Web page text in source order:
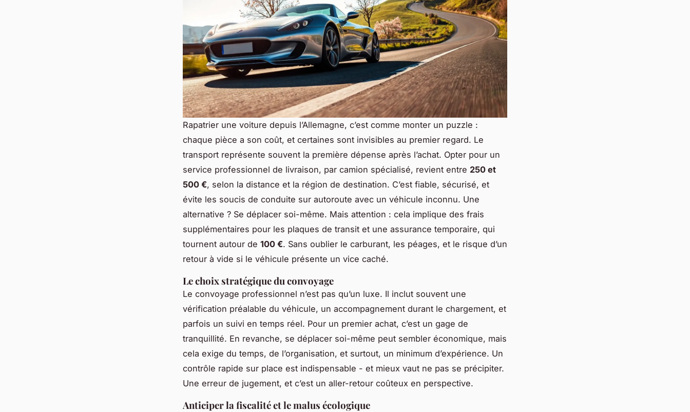
Rapatrier une voiture depuis l’Allemagne, c’est comme monter un puzzle :
chaque pièce a son coût, et certaines sont invisibles au premier regard. Le
transport représente souvent la première dépense après l’achat. Opter pour un
service professionnel de livraison, par camion spécialisé, revient entre 250 et
500 €, selon la distance et la région de destination. C’est fiable, sécurisé, et
évite les soucis de conduite sur autoroute avec un véhicule inconnu. Une
alternative ? Se déplacer soi-même. Mais attention : cela implique des frais
supplémentaires pour les plaques de transit et une assurance temporaire, qui
tournent autour de 100 €. Sans oublier le carburant, les péages, et le risque d’un
retour à vide si le véhicule présente un vice caché.
Le choix stratégique du convoyage
Le convoyage professionnel n’est pas qu’un luxe. Il inclut souvent une
vérification préalable du véhicule, un accompagnement durant le chargement, et
parfois un suivi en temps réel. Pour un premier achat, c’est un gage de
tranquillité. En revanche, se déplacer soi-même peut sembler économique, mais
cela exige du temps, de l’organisation, et surtout, un minimum d’expérience. Un
contrôle rapide sur place est indispensable - et mieux vaut ne pas se précipiter.
Une erreur de jugement, et c’est un aller-retour coûteux en perspective.
Anticiper la fiscalité et le malus écologique